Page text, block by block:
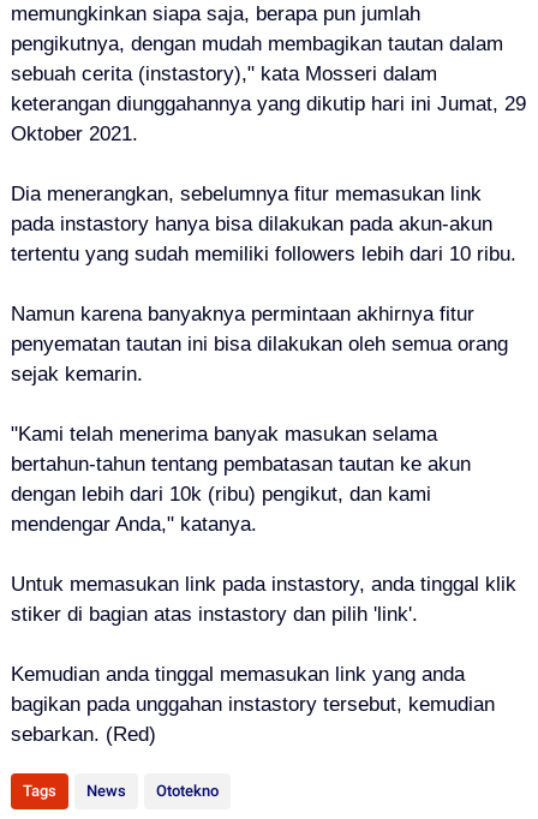
memungkinkan siapa saja, berapa pun jumlah
pengikutnya, dengan mudah membagikan tautan dalam
sebuah cerita (instastory)," kata Mosseri dalam
keterangan diunggahannya yang dikutip hari ini Jumat, 29
Oktober 2021.
Dia menerangkan, sebelumnya fitur memasukan link
pada instastory hanya bisa dilakukan pada akun-akun
tertentu yang sudah memiliki followers lebih dari 10 ribu.
Namun karena banyaknya permintaan akhirnya fitur
penyematan tautan ini bisa dilakukan oleh semua orang
sejak kemarin.
"Kami telah menerima banyak masukan selama
bertahun-tahun tentang pembatasan tautan ke akun
dengan lebih dari 10k (ribu) pengikut, dan kami
mendengar Anda," katanya.
Untuk memasukan link pada instastory, anda tinggal klik
stiker di bagian atas instastory dan pilih 'link'.
Kemudian anda tinggal memasukan link yang anda
bagikan pada unggahan instastory tersebut, kemudian
sebarkan. (Red)
Tags News Ototekno